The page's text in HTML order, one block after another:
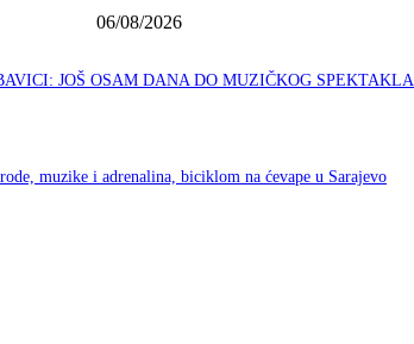
06/08/2026
JOŠ OSAM DANA DO MUZIČKOG SPEKTAKLA
muzike i adrenalina, biciklom na ćevape u Sarajevo